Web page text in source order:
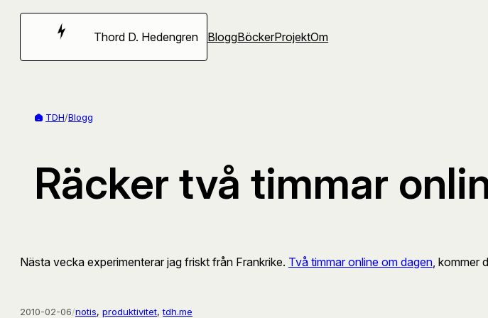
Hoppa
Thord D. Hedengren BloggBöckerProjektOm
TDH/Blogg
Räcker två timmar
Nästa vecka experimenterar jag friskt från Frankrike. Två timmar online om dagen , kommer
2010-02-06/notis, produktivitet, tdh.me